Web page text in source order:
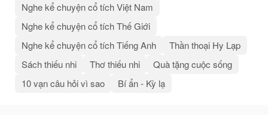
Nghe kể chuyện cổ tích Việt Nam
Nghe kể chuyện cổ tích Thế Giới
Nghe kể chuyện cổ tích Tiếng Anh
Thần thoại Hy Lạp
Sách thiếu nhi
Thơ thiếu nhi
Quà tặng cuộc sống
10 vạn câu hỏi vì sao
Bí ẩn - Kỳ lạ